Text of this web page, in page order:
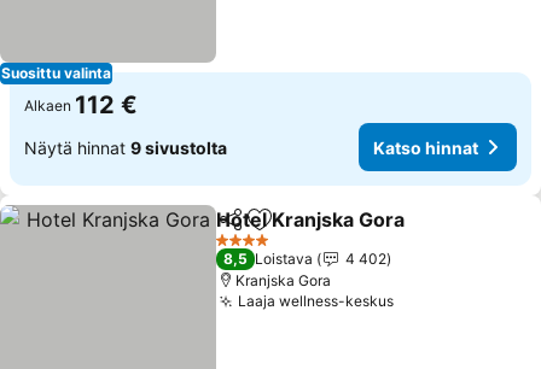
Suosittu valinta
Alkaen 112 €
Näytä hinnat 9 sivustolta Katso hinnat
Jaa Lisää suosikkeihin
Hotel Kranjska Gora
4 Tähtiluokitus
8,5 Loistava
4 402
Kranjska Gora
Laaja wellness-keskusKatso hinnat